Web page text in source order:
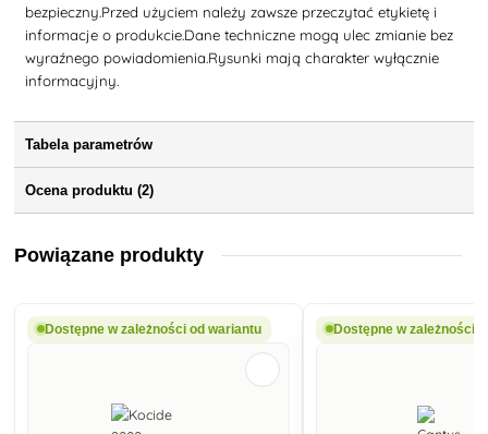
bezpieczny.Przed użyciem należy zawsze przeczytać etykietę i
informacje o produkcie.Dane techniczne mogą ulec zmianie bez
wyraźnego powiadomienia.Rysunki mają charakter wyłącznie
informacyjny.
Tabela parametrów
Ocena produktu (2)
Powiązane produkty
Dostępne w zależności od wariantu Dostępne w zależności